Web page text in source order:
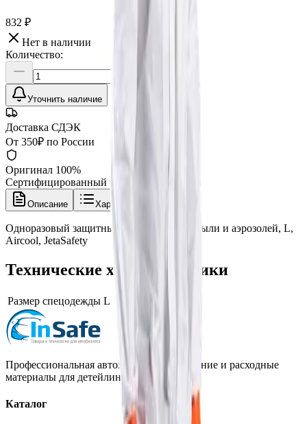
832 ₽
Нет в наличии
Количество:
Уточнить наличие
Доставка СДЭК
От 350₽ по России
Оригинал 100%
Сертифицированный товар
Описание Характеристики
Одноразовый защитный комбинезон от пыли и аэрозолей, L,
Aircool, JetaSafety
Технические характеристики
Размер спецодежды L
Профессиональная автохимия, оборудование и расходные
материалы для детейлинга.
Каталог